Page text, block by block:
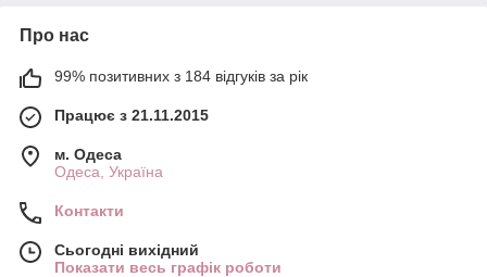
Про нас
99% позитивних з 184 відгуків за рік
Працює з 21.11.2015
м. Одеса
Одеса, Україна
Контакти
Сьогодні вихідний
Показати весь графік роботи